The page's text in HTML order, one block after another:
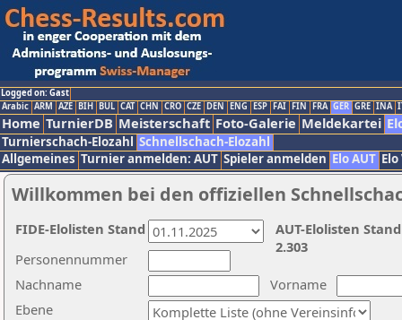
Logged on: Gast
Arabic ARM AZE BIH BUL CAT CHN CRO CZE DEN ENG ESP FAI FIN FRA GER GRE INA
Home TurnierDB Meisterschaft Foto-Galerie Meldekartei
Turnierschach-Elozahl Schnellschach-Elozahl
Allgemeines Turnier anmelden: AUT Spieler anmelden Elo AUT
Willkommen bei den offiziellen
Nachname
Vorname
Ebene
Personennummer
AUT-Elolisten
2.303
FIDE-Elolisten Stand